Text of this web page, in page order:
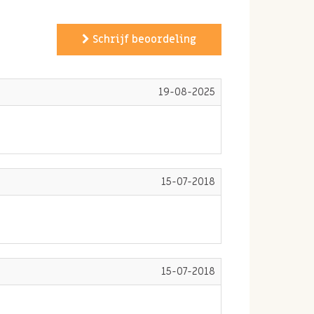
Schrijf beoordeling
19-08-2025
15-07-2018
15-07-2018